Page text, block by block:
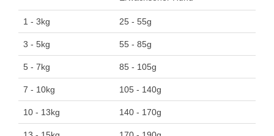
1 - 3kg 25 - 55g
3 - 5kg 55 - 85g
5 - 7kg 85 - 105g
7 - 10kg 105 - 140g
10 - 13kg 140 - 170g